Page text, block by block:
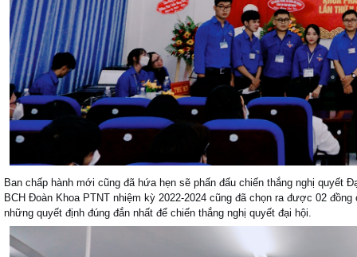
Ban chấp hành mới cũng đã hứa hẹn sẽ phấn đấu chiến thắng nghị quyết
BCH Đoàn Khoa PTNT nhiệm kỳ 2022-2024 cũng đã chọn ra được 02
những quyết định đúng đắn nhất để chiến thắng nghị quyết đại hội.